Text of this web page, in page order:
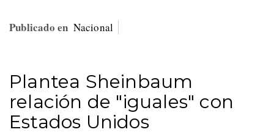
Publicado en Nacional
Plantea Sheinbaum
relación de "iguales" con
Estados Unidos